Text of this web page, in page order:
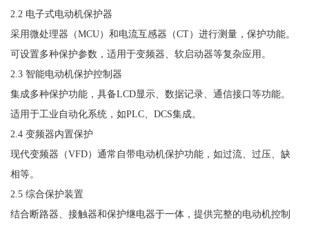
2.2 电子式电动机保护器
采用微处理器（MCU）和电流互感器（CT）进行测量，保护功能。
可设置多种保护参数，适用于变频器、软启动器等复杂应用。
2.3 智能电动机保护控制器
集成多种保护功能，具备LCD显示、数据记录、通信接口等功能。
适用于工业自动化系统，如PLC、DCS集成。
2.4 变频器内置保护
现代变频器（VFD）通常自带电动机保护功能，如过流、过压、缺
相等。
2.5 综合保护装置
结合断路器、接触器和保护继电器于一体，提供完整的电动机控制